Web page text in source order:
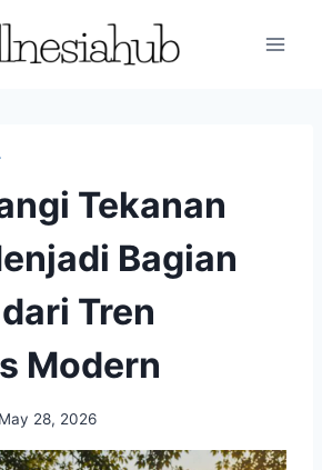
Tekanan
Bagian
Tren
Modern
May 28, 2026